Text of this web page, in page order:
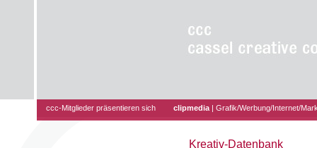
Kreativ-Datenbank
ccc-Mitglieder präsentieren sich clipmedia | Grafik/Werbung/Internet/